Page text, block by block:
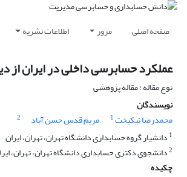
صفحه اصلی مرور اطلاعات نشریه
عملکرد حسابرسی داخلی در ایران از
نوع مقاله : مقاله پژوهشی
نویسندگان
محمدرضا نیکبخت1 مریم قدس حسن آباد
2
1 دانشیار گروه حسابداری دانشگاه تهران، تهران، ‌ایران
2دانشجوی دکتری حسابداری دانشگاه تهران، تهران،
چکیده